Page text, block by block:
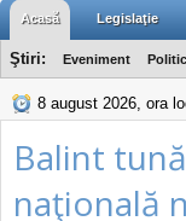
Acasă Legislaţie
Ştiri: Eveniment
8 august 2026, ora
Balint
naţională